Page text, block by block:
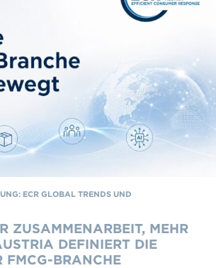
ECR GLOBAL TRENDS UND
ZUSAMMENARBEIT, MEHR
DEFINIERT DIE
FMCG-BRANCHE